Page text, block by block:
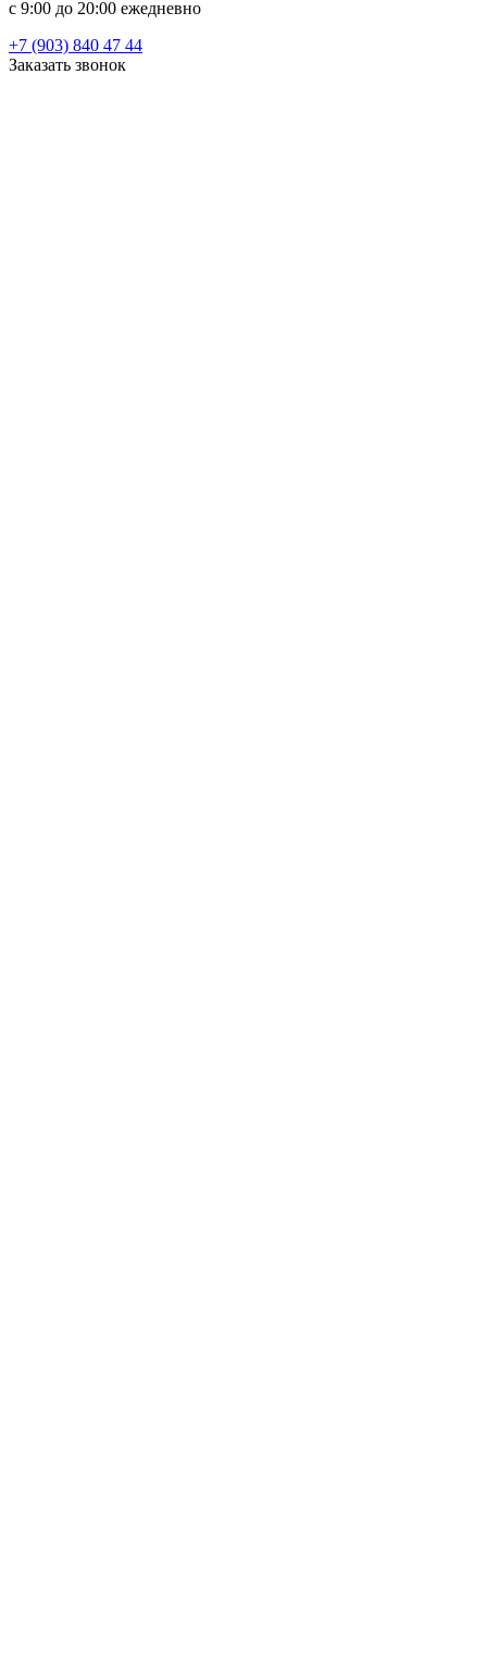
c 9:00 до 20:00 ежедневно
+7 (903) 840 47 44
Заказать звонок